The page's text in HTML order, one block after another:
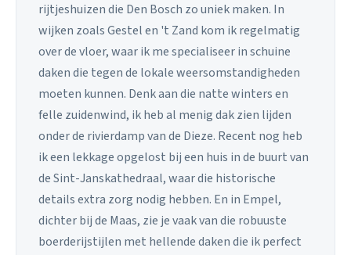
rijtjeshuizen die Den Bosch zo uniek maken. In
wijken zoals Gestel en 't Zand kom ik regelmatig
over de vloer, waar ik me specialiseer in schuine
daken die tegen de lokale weersomstandigheden
moeten kunnen. Denk aan die natte winters en
felle zuidenwind, ik heb al menig dak zien lijden
onder de rivierdamp van de Dieze. Recent nog heb
ik een lekkage opgelost bij een huis in de buurt van
de Sint-Janskathedraal, waar die historische
details extra zorg nodig hebben. En in Empel,
dichter bij de Maas, zie je vaak van die robuuste
boerderijstijlen met hellende daken die ik perfect